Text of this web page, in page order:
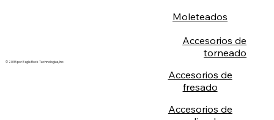
© 2035 por Eagle Rock Technologies, Inc.
Moleteados
Accesorios de
torneado
Accesorios de
fresado
Accesorios de